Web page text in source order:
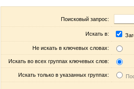
Поисковый запрос:
Искать в:
Не искать в ключевых словах:
Искать во всех группах ключевых слов:
Искать только в указанных группах: